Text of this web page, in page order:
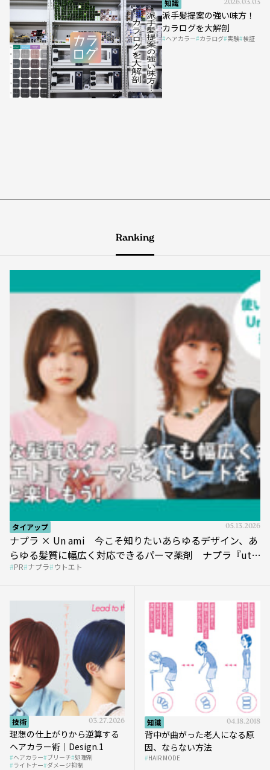
知識 2026.03.03
派手髪提案の強い味方！
カラログを大解剖
ヘアカラー カラログ 実験 検証
Ranking
タイアップ 05.13.2026
ナプラ × Un ami 今こそ知りたいあらゆるデザイン、あ
らゆる髪質に幅広く対応できるパーマ薬剤 ナプラ『ut-
et』
PR ナプラ ウトエト
技術 03.27.2026
理想の仕上がりから逆算する
ヘアカラー術｜Design.1
ヘアカラー ブリーチ 処理剤
ライトナー ダメージ抑制
知識 04.18.2018
背中が曲がった老人になる原
因、ならない方法
HAIR MODE